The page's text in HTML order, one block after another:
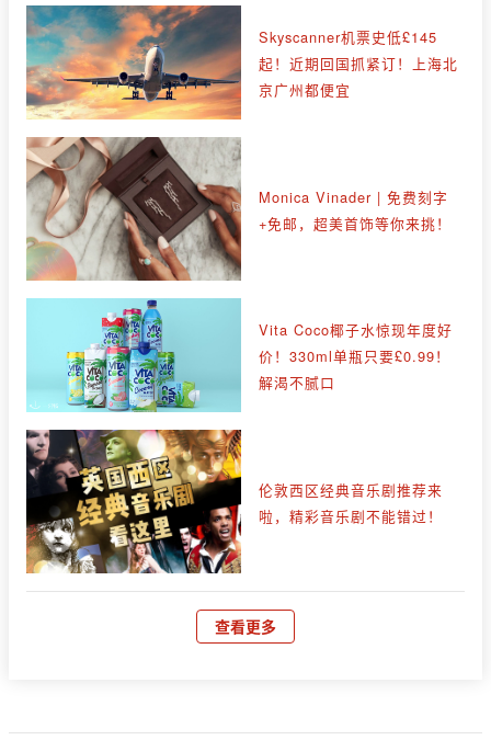
Skyscanner机票史低£145
起！近期回国抓紧订！上海北
京广州都便宜
Monica Vinader | 免费刻字
+免邮，超美首饰等你来挑！
Vita Coco椰子水惊现年度好
价！330ml单瓶只要£0.99！
解渴不腻口
伦敦西区经典音乐剧推荐来
啦，精彩音乐剧不能错过！
查看更多